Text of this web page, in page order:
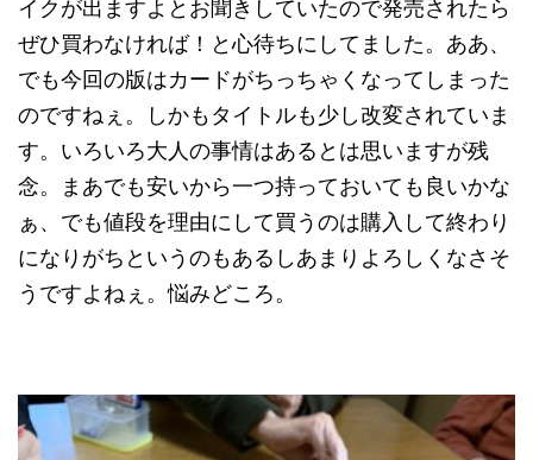
イクが出ますよとお聞きしていたので発売されたら
ぜひ買わなければ！と心待ちにしてました。ああ、
でも今回の版はカードがちっちゃくなってしまった
のですねぇ。しかもタイトルも少し改変されていま
す。いろいろ大人の事情はあるとは思いますが残
念。まあでも安いから一つ持っておいても良いかな
ぁ、でも値段を理由にして買うのは購入して終わり
になりがちというのもあるしあまりよろしくなさそ
うですよねぇ。悩みどころ。